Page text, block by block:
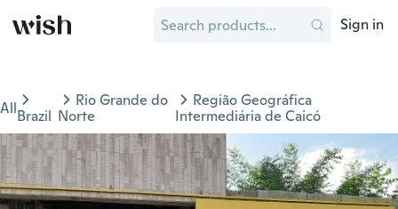
Sign in
AllBrazil
Rio Grande do
Norte
Região Geográfica
Intermediária de Caicó